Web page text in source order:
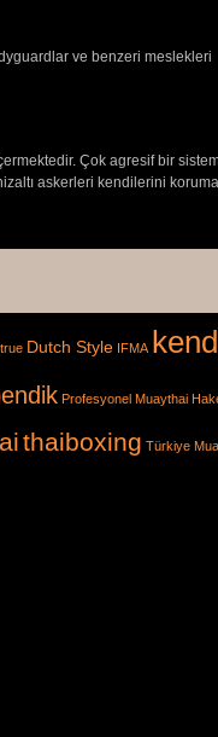
ve benzeri meslekleri
Çok agresif bir
askerleri kendilerini
Dutch Style IFMA
Profesyonel Muaythai
thaiboxing Türkiye